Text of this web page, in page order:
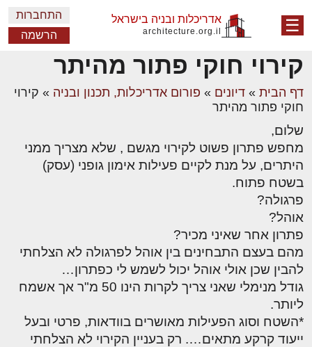
☰ אדריכלות ובניה בישראל
architecture.org.il
התחברות
הרשמה
קירוי חוקי פתור מהיתר
דף הבית » דיונים » פורום אדריכלות, תכנון ובניה » קירוי
חוקי פתור מהיתר
שלום,
מחפש פתרון פשוט לקירוי מגשם , שלא מצריך ממני
היתרים, על מנת לקיים פעילות אימון גופני (עסק)
בשטח פתוח.
פרגולה?
אוהל?
פתרון אחר שאיני מכיר?
מהם בעצם התבחינים בין אוהל לפרגולה לא הצלחתי
להבין שכן אולי אוהל יכול לשמש לי כפתרון…
גודל מנימלי שאני צריך לקרות הינו 50 מ"ר אך אשמח
ליותר.
*השטח וסוג הפעילות מאושרים בוודאות, פרטי ובעל
ייעוד קרקע מתאים…. רק בעניין הקירוי לא הצלחתי